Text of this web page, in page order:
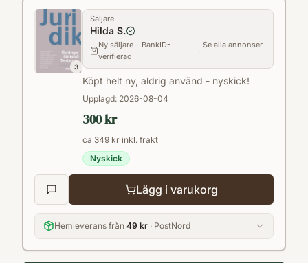
3
Säljare
Hilda S.
Ny säljare – BankID-
verifierad
·
Se alla annonser
→
Köpt helt ny, aldrig använd - nyskick!
Upplagd: 2026-08-04
300 kr
ca 349 kr inkl. frakt
Nyskick
Lägg i varukorg
Hemleverans från 49 kr · PostNord